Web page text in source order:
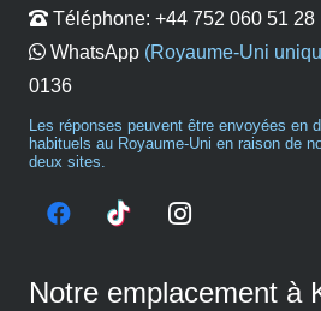
Téléphone: +44 752 060 51 28
WhatsApp (Royaume-Uni
0136
Les réponses peuvent être envoyées en
habituels au Royaume-Uni en raison de
deux sites.
Notre emplacement à